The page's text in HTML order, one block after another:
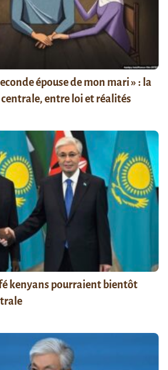
épouse de mon mari » : la
entre loi et réalités
kenyans pourraient bientôt